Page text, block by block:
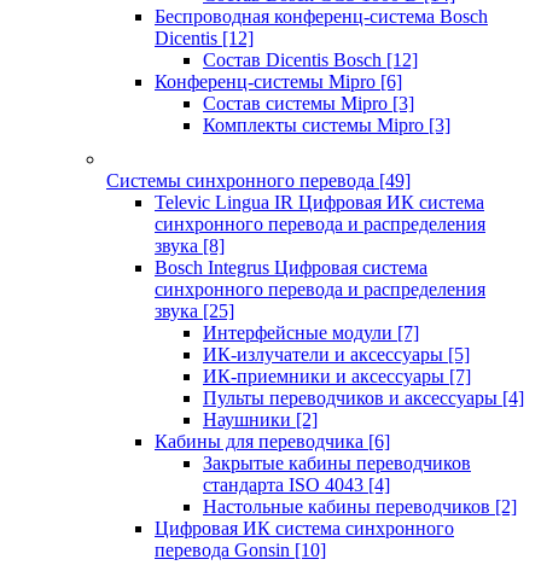
Беспроводная конференц-система Bosch
Dicentis [12]
Состав Dicentis Bosch [12]
Конференц-системы Mipro [6]
Состав системы Mipro [3]
Комплекты системы Mipro [3]
Системы синхронного перевода [49]
Televic Lingua IR Цифровая ИК система
синхронного перевода и распределения
звука [8]
Bosch Integrus Цифровая система
синхронного перевода и распределения
звука [25]
Интерфейсные модули [7]
ИК-излучатели и аксессуары [5]
ИК-приемники и аксессуары [7]
Пульты переводчиков и аксессуары [4]
Наушники [2]
Кабины для переводчика [6]
Закрытые кабины переводчиков
стандарта ISO 4043 [4]
Настольные кабины переводчиков [2]
Цифровая ИК система синхронного
перевода Gonsin [10]